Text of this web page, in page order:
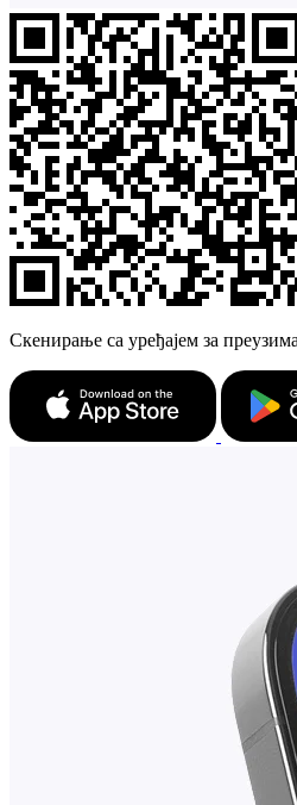
Скенирање са уређајем за